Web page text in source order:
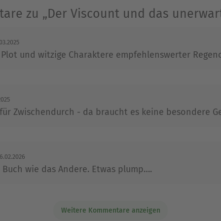
Weise näher ...
QUEEN CHARLOTTE und GEORGETTE HEYER.
garantiert.
Geburt ihrer zweiten Tochter aus Edinburgh
die in dieser Zeit spielen, irgendwann nicht
in denen vor prickelnden Szenen nicht
zu „Der Viscount und das
und witzige Charaktere empfehlenswerter
Zwischendurch - da braucht es keine besondere
wie das Andere. Etwas plump….
Weitere Kommentare anzeigen